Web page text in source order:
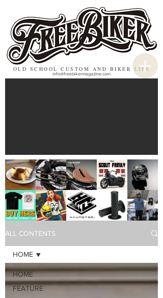
OLD SCHOOL CUSTOM AND BIKER LIFE
info@freebikermagazine.com
ALL CONTENTS
HOME
FEATURE
HOME